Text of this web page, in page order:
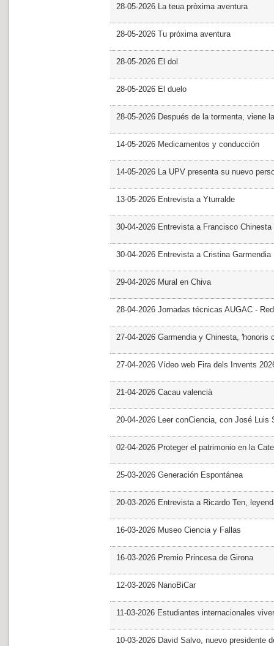
28-05-2026 La teua pròxima aventura
28-05-2026 Tu próxima aventura
28-05-2026 El dol
28-05-2026 El duelo
28-05-2026 Después de la tormenta, viene
14-05-2026 Medicamentos y conducción
14-05-2026 La UPV presenta su nuevo
13-05-2026 Entrevista a Yturralde
30-04-2026 Entrevista a Francisco Chinesta
30-04-2026 Entrevista a Cristina Garmendia
29-04-2026 Mural en Chiva
28-04-2026 Jornadas técnicas AUGAC -
27-04-2026 Garmendia y Chinesta, 'honoris
27-04-2026 Vídeo web Fira dels Invents
21-04-2026 Cacau valencià
20-04-2026 Leer conCiencia, con José Luis
02-04-2026 Proteger el patrimonio en la
25-03-2026 Generación Espontánea
20-03-2026 Entrevista a Ricardo Ten,
16-03-2026 Museo Ciencia y Fallas
16-03-2026 Premio Princesa de Girona
12-03-2026 NanoBiCar
11-03-2026 Estudiantes internacionales
10-03-2026 David Salvo, nuevo presidente